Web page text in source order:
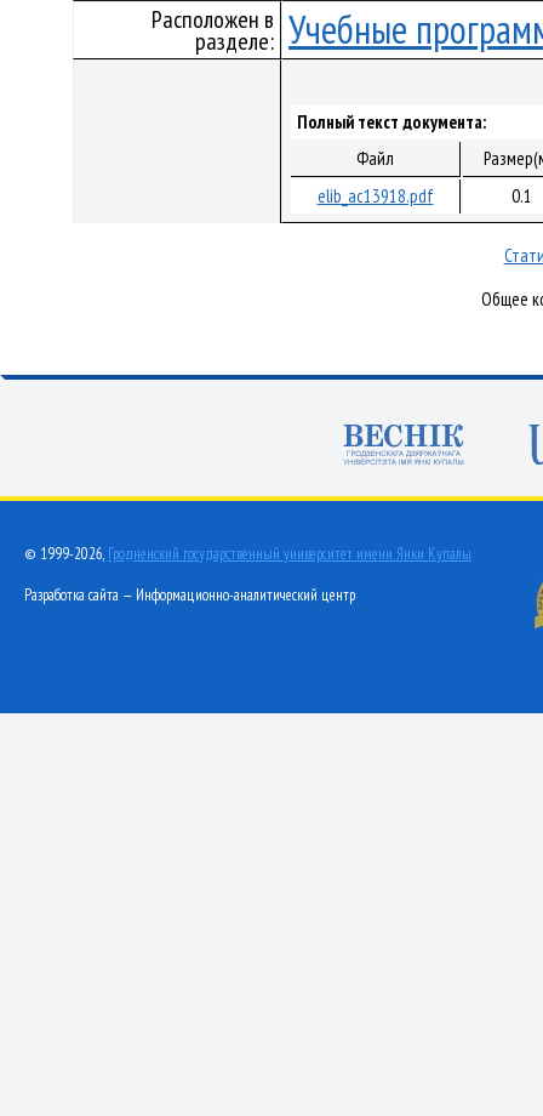
Расположен в
разделе: Учебные
Полный текст документа:
Файл
elib_ac13918.pdf
0.1
Общее
© 1999-2026, Гродненский государственный университет имени Янки Купалы
Разработка сайта — Информационно-аналитический центр